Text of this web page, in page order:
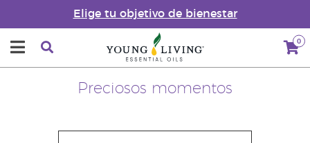
Elige tu objetivo de bienestar
0
Preciosos momentos